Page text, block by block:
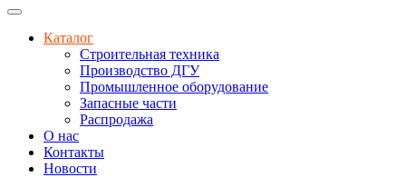
Каталог
Строительная техника
Производство ДГУ
Промышленное оборудование
Запасные части
Распродажа
О нас
Контакты
Новости